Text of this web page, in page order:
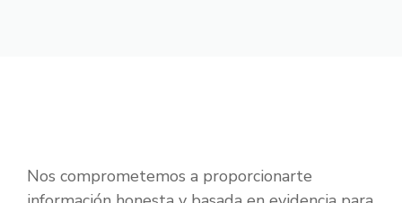
Nos comprometemos a proporcionarte